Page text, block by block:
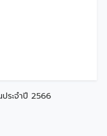
ประจำปี 2566